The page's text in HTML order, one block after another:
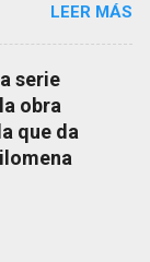
el articulo que
recogiendo
le
y
...
MILENIO En
resolución:
Arias.
LEER MÁS
serie
obra
que da